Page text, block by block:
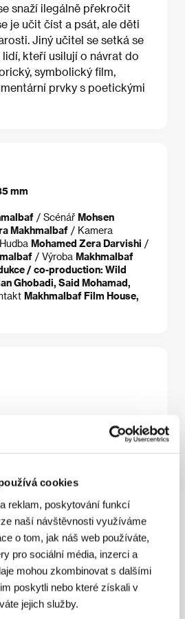
cookies
reklam, poskytování funkcí
naší návštěvnosti využíváme
o tom, jak náš web používáte,
pro sociální média, inzerci a
mohou zkombinovat s dalšími
poskytli nebo které získali v
jejich služby.
snaží ilegálně překročit
je učit číst a psát, ale děti
Jiný učitel se setká se
kteří usilují o návrat do
symbolický film,
prvky s poetickými
mm
/ Scénář Mohsen
Makhmalbaf / Kamera
Mohamed Zera Darvishi /
/ Výroba Makhmalbaf
/ co-production: Wild
Ghobadi, Said Mohamad,
Makhmalbaf Film House,
(1980, Teherán) hrála v
Cyklista
(1988), který režíroval
O deset let později
režie při natáčení jeho
dvou krátkých videofilmech
debutJablko(1997). Její
a V pět odpoledne
Cenu poroty. Přispěla